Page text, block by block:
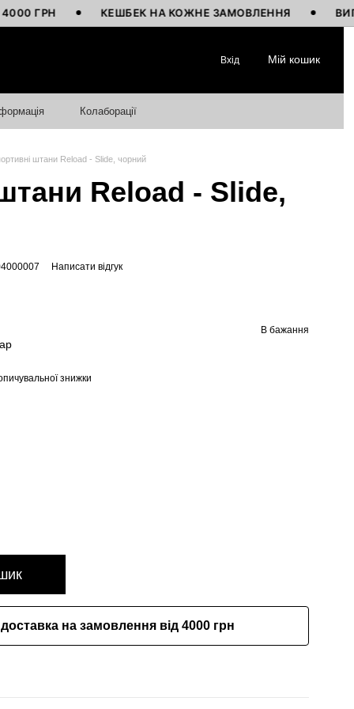
КЕШБЕК НА КОЖНЕ ЗАМОВЛЕННЯ
Вхід Мій кошик
Колаборації
штани Reload - Slide, чорний
Reload - Slide,
Написати відгук
В бажання
знижки
на замовлення від 4000 грн